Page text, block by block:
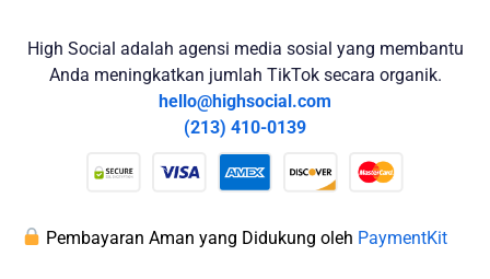
High Social adalah agensi media sosial yang membantu
Anda meningkatkan jumlah TikTok secara organik.
hello@highsocial.com
(213) 410-0139
Pembayaran Aman yang Didukung oleh PaymentKit